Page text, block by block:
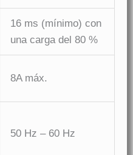
16 ms (mínimo) con
una carga del 80 %
8A máx.
50 Hz – 60 Hz